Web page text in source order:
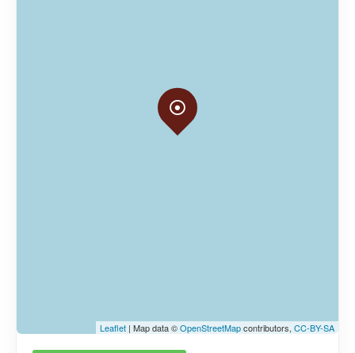
Leaflet | Map data ©OpenStreetMapcontributors, CC-BY-SA